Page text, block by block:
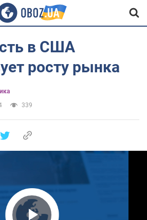
в США
росту рынка
339